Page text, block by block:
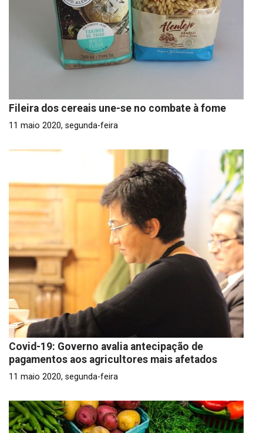
Fileira dos cereais une-se no combate à fome
11 maio 2020, segunda-feira
Covid-19: Governo avalia antecipação de
pagamentos aos agricultores mais afetados
11 maio 2020, segunda-feira